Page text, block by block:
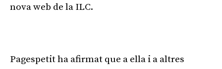
nova web de la ILC.
Pagespetit ha afirmat que a ella i a altres